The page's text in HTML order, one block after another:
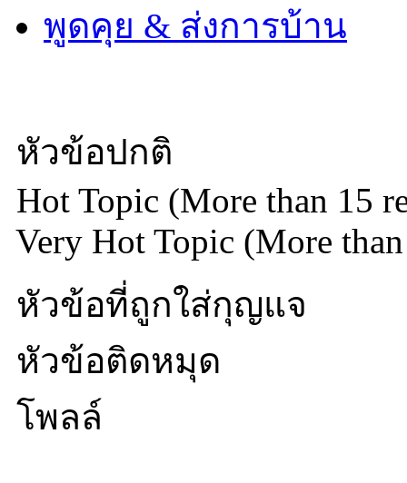
พูดคุย & ส่งการบ้าน
หัวข้อปกติ
Hot Topic (More than 15
Very Hot Topic (More
หัวข้อที่ถูกใส่กุญแจ
หัวข้อติดหมุด
โพลล์